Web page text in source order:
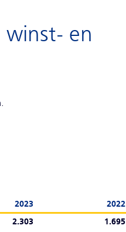
winst- en
2023
2022
2.303
1.695